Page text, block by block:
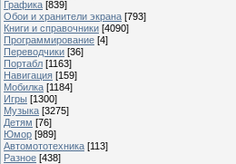
Графика [839]
Обои и хранители экрана [793]
Книги и справочники [4090]
Программирование [4]
Переводчики [36]
Портабл [1163]
Навигация [159]
Мобилка [1184]
Игры [1300]
Музыка [3275]
Детям [76]
Юмор [989]
Автомототехника [113]
Разное [438]